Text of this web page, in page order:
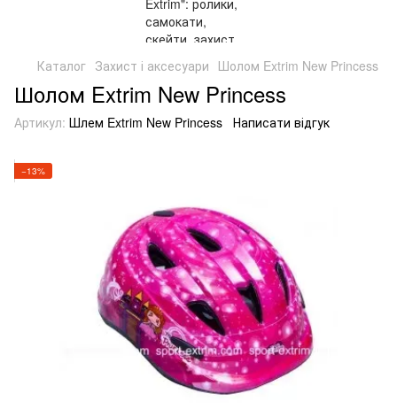
Каталог Захист і аксесуари Шолом Extrim New Princess
Шолом Extrim New Princess
Артикул: Шлем Extrim New Princess Написати відгук
−13%